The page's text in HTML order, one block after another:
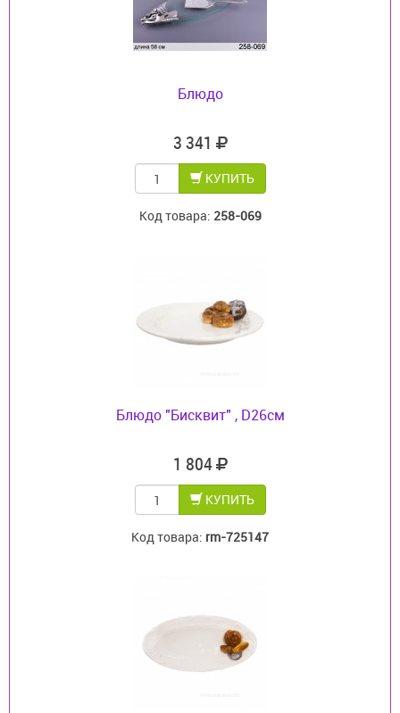
Блюдо
3 341
КУПИТЬ
Код товара: 258-069
Блюдо "Бисквит" , D26см
1 804
КУПИТЬ
Код товара: rm-725147